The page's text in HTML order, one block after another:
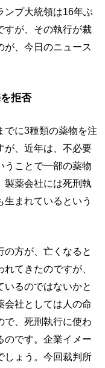
ンプ大統領は16年ぶ
すが、その執行が裁
が、今日のニュース
拒否
でに3種類の薬物を注
が、近年は、不必要
うことで一部の薬物
製薬会社には死刑執
まれているという
の方が、亡くなると
てきたのですが、
るのではないかと
会社としては人の命
で、死刑執行に使わ
のです。企業イメー
しょう。今回裁判所